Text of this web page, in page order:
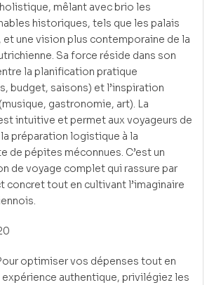
mêlant avec brio les
historiques, tels que les palais
et une vision plus contemporaine de la
Sa force réside dans son
la planification pratique
budget, saisons) et l’inspiration
gastronomie, art). La
intuitive et permet aux voyageurs de
préparation logistique à la
de pépites méconnues. C’est un
de voyage complet qui rassure par
concret tout en cultivant l’imaginaire
optimiser vos dépenses tout en
expérience authentique, privilégiez les